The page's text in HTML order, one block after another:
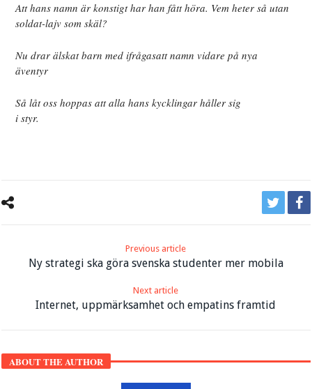
Att hans namn är konstigt har han fått höra. Vem heter så utan
soldat-lajv som skäl?
Nu drar älskat barn med ifrågasatt namn vidare på nya
äventyr
Så låt oss hoppas att alla hans kycklingar håller sig
i styr.
Previous article
Ny strategi ska göra svenska studenter mer mobila
Next article
Internet, uppmärksamhet och empatins framtid
ABOUT THE AUTHOR